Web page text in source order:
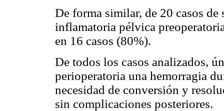
De forma similar, de 20 casos
inflamatoria pélvica
en 16 casos (80%).
De todos los casos analizados,
perioperatoria una hemorragia
necesidad de conversión y
sin complicaciones posteriores.